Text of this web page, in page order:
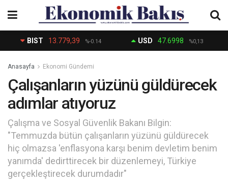
BIST 13.779,39 %-0.14 USD 47.6998 %0,13
Anasayfa Ekonomi Gündemi
Çalışanların yüzünü güldürecek
adımlar atıyoruz
Çalışma ve Sosyal Güvenlik Bakanı Bilgin:
"Temmuzda bütün çalışanların yüzünü güldürecek
hiç olmazsa 'enflasyona karşı benim devletim benim
yanımda' dedirttirecek bir düzenlemeyi, Türkiye
gerçekleştirecek durumdadır"